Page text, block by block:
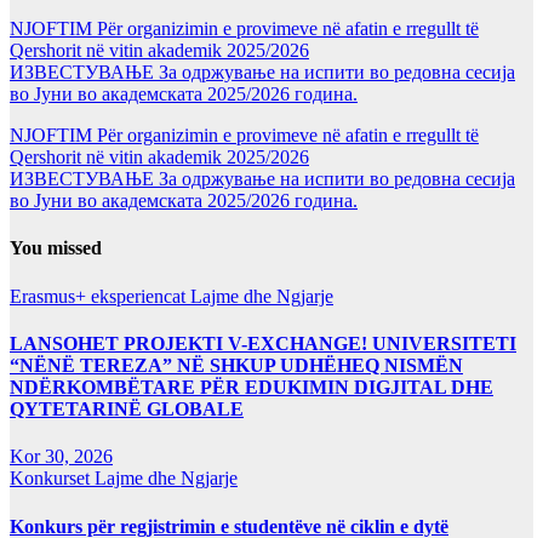
NJOFTIM Për organizimin e provimeve në afatin e rregullt të
Qershorit në vitin akademik 2025/2026
ИЗВЕСТУВАЊЕ За одржување на испити во редовна сесија
во Јуни во академската 2025/2026 година.
NJOFTIM Për organizimin e provimeve në afatin e rregullt të
Qershorit në vitin akademik 2025/2026
ИЗВЕСТУВАЊЕ За одржување на испити во редовна сесија
во Јуни во академската 2025/2026 година.
You missed
Erasmus+ eksperiencat Lajme dhe Ngjarje
LANSOHET PROJEKTI V-EXCHANGE! UNIVERSITETI
“NËNË TEREZA” NË SHKUP UDHËHEQ NISMËN
NDËRKOMBËTARE PËR EDUKIMIN DIGJITAL DHE
QYTETARINË GLOBALE
Kor 30, 2026
Konkurset Lajme dhe Ngjarje
Konkurs për regjistrimin e studentëve në ciklin e dytë